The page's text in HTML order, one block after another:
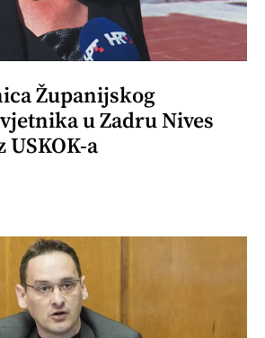
Županijskog
u Zadru Nives
a